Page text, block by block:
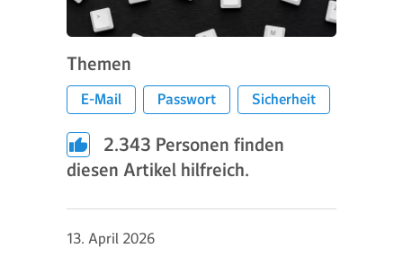
Themen
E-Mail Passwort Sicherheit
2.343 Personen finden
diesen Artikel hilfreich.
13. April 2026